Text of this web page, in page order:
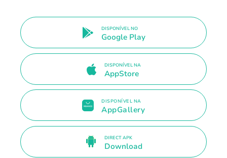
DISPONÍVEL NO
Google Play
DISPONÍVEL NA
AppStore
DISPONÍVEL NA
AppGallery
DIRECT APK
Download